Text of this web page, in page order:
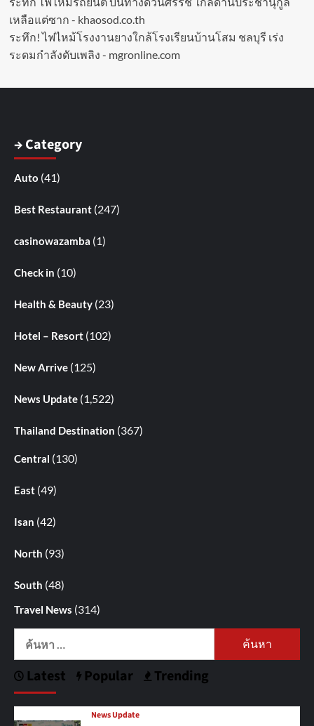
เหลือแต่ซาก - khaosod.co.th
ระทึก! ไฟไหม้โรงงานยางใกล้โรงเรียนบ้านโสม ชลบุรี เร่ง
ระดมกำลังดับเพลิง - mgronline.com
→ Category
Auto (41)
Best Restaurant (247)
casinowazamba (1)
Check in (10)
Health & Beauty (23)
Hotel – Resort (102)
New Arrive (125)
News Update (1,522)
Thailand Destination (367)
Central (130)
East (49)
Isan (42)
North (93)
South (48)
Travel News (314)
ค้นหา
Latest Popular Trending
News Update